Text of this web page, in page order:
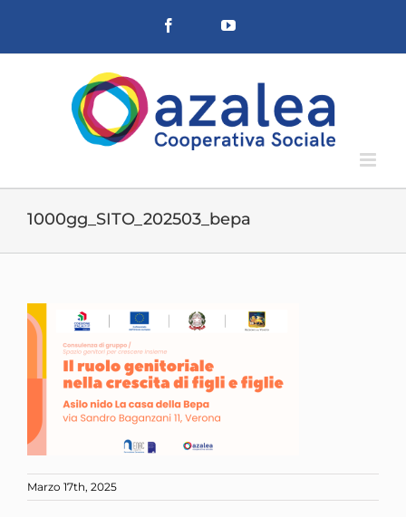
contenuto
Facebook YouTube
1000gg_SITO_202503_bepa
Marzo 17th, 2025